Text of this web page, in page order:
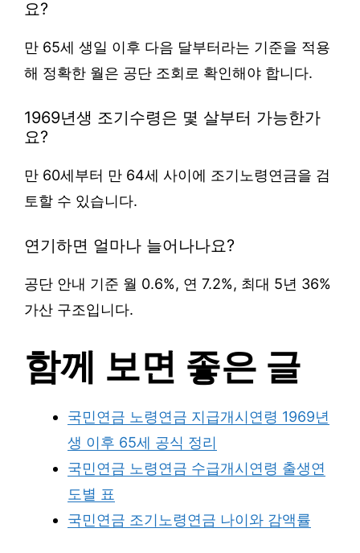
요?
만 65세 생일 이후 다음 달부터라는 기준을 적용
해 정확한 월은 공단 조회로 확인해야 합니다.
1969년생 조기수령은 몇 살부터 가능한가
요?
만 60세부터 만 64세 사이에 조기노령연금을 검
토할 수 있습니다.
연기하면 얼마나 늘어나나요?
공단 안내 기준 월 0.6%, 연 7.2%, 최대 5년 36%
가산 구조입니다.
함께 보면 좋은 글
국민연금 노령연금 지급개시연령 1969년
생 이후 65세 공식 정리
국민연금 노령연금 수급개시연령 출생연
도별 표
국민연금 조기노령연금 나이와 감액률